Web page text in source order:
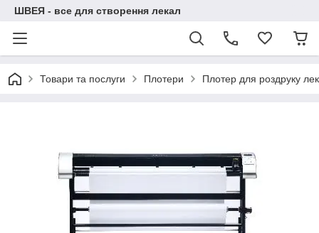
ШВЕЯ - все для створення лекал
Товари та послуги Плотери Плотер для роздруку